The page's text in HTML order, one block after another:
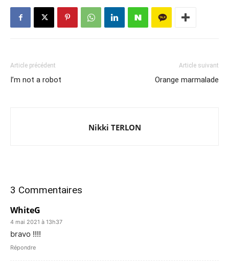
Article précédent
I’m not a robot
Article suivant
Orange marmalade
Nikki TERLON
3 Commentaires
WhiteG
4 mai 2021 à 13h37
bravo !!!!
Répondre